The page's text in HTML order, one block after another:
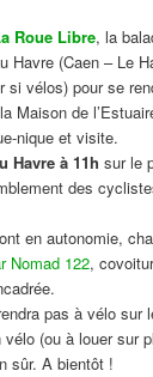
Roue Libre, la
Havre (Caen – Le
si vélos) pour se
Maison de
nique et visite.
Havre à 11h sur le
des
en autonomie,
Nomad 122,
pas à vélo sur
(ou à louer sur
sûr. A bientôt !